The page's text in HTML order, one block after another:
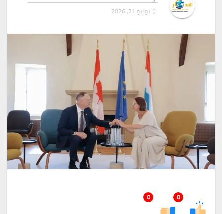
يونيو 21, 2026
0
0